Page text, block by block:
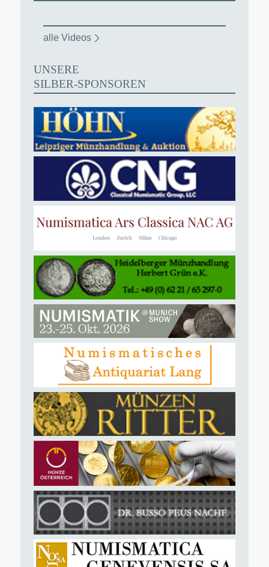
alle Videos
UNSERE
SILBER-SPONSOREN